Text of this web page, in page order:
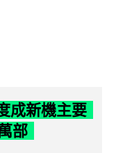
成新機主要
部